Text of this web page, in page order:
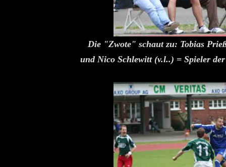
Die "Zwote" schaut zu: Tobias
und Nico Schlewitt (v.l..) = Spieler